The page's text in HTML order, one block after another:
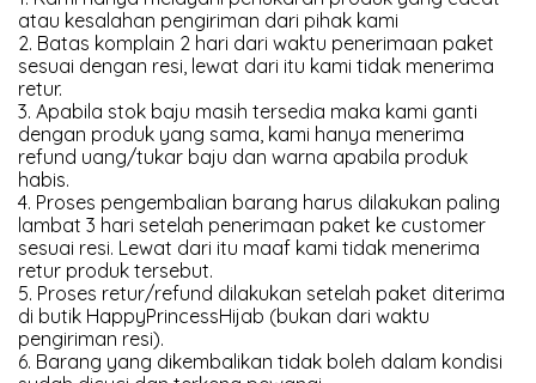
atau kesalahan pengiriman dari pihak kami
2. Batas komplain 2 hari dari waktu penerimaan paket
sesuai dengan resi, lewat dari itu kami tidak menerima
retur.
3. Apabila stok baju masih tersedia maka kami ganti
dengan produk yang sama, kami hanya menerima
refund uang/tukar baju dan warna apabila produk
habis.
4. Proses pengembalian barang harus dilakukan paling
lambat 3 hari setelah penerimaan paket ke customer
sesuai resi. Lewat dari itu maaf kami tidak menerima
retur produk tersebut.
5. Proses retur/refund dilakukan setelah paket diterima
di butik HappyPrincessHijab (bukan dari waktu
pengiriman resi).
6. Barang yang dikembalikan tidak boleh dalam kondisi